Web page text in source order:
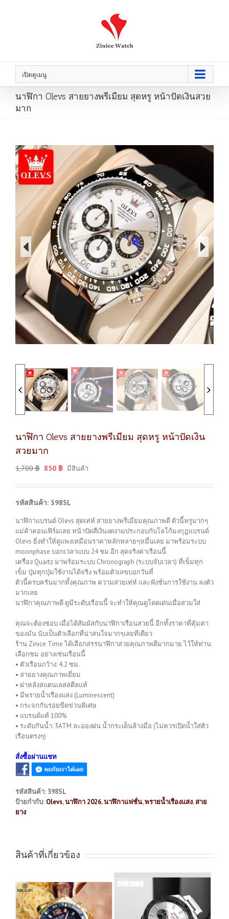
เปิดดูเมนู
นาฬิกา Olevs สายยางพรีเมียม สุดหรู หน้าปัดเงินสวย
มาก
นาฬิกา Olevs สายยางพรีเมียม สุดหรู หน้าปัดเงิน
สวยมาก
1,700฿ 850 ฿ มีสินค้า
รหัสสินค้า: 398SL
นาฬิกาแบรนด์ Olevs สุดเท่ห์ สายยางพรีเมียมคุณภาพดี ตัวนี้หรูมากๆ
แม่ค้าคอนเฟิร์มเลย หน้าปัดสีเงินงดงามประกอบกับโลโก้มงกุฎแบรนด์
Olevs ยิ่งทำให้ดูแพงเหมือนราคาหลักหลายๆหมื่นเลย มาพร้อมระบบ
moonphase บอกเวลาแบบ 24 ชม.อีก สุดจริงค่าเรือนนี้
เครื่อง Quartz มาพร้อมระบบ Chronograph (ระบบจับเวลา) ที่เข็มทุก
เข็ม ปุ่มทุกปุ่มใช้งานได้จริง พร้อมตัวเลขบอกวันที่
ตัวนี้ครบครันมากทั้งคุณภาพ ความสวยเท่ห์ และฟังชั่นการใช้งาน ลงตัว
มากเลย
นาฬิกาคุณภาพดี ดูมีระดับเรือนนี้ จะทำให้คุณดูโดดเด่นเมื่อสวมใส่
คุณจะต้องชอบ เมื่อได้สัมผัสกับนาฬิกาเรือนสวยนี้ อีกทั้งราคาที่คุ้มค่า
ของมัน นับเป็นตัวเลือกที่น่าสนใจมากๆเลยทีเดียว
ร้าน Zinice Time ได้เลือกสรรนาฬิกาสวยคุณภาพดีมากมาย ไว้ให้ท่าน
เลือกชม อย่างเช่นเรือนนี้
• ตัวเรือนกว้าง: 4.2 ซม.
• สายยางคุณภาพเยี่ยม
• ฝาหลังสแตนเลสสตีลแท้
• มีพรายน้ำเรืองแสง (Luminescent)
• กระจกกันรอยขีดข่วนพิเศษ
• แบรนด์แท้ 100%
• ระดับกันน้ำ: 3ATM ละอองฝน น้ำกระเด็นล้างมือ (ไม่ควรเปิดน้ำใส่ตัว
เรือนตรงๆ)
สั่งซื้อผ่านแชท
รหัสสินค้า: 398SL
ป้ายกำกับ: Olevs,นาฬิกา 2026,นาฬิกาแฟชั่น,พรายน้ำเรืองแสง,สาย
ยาง
สินค้าที่เกี่ยวข้อง